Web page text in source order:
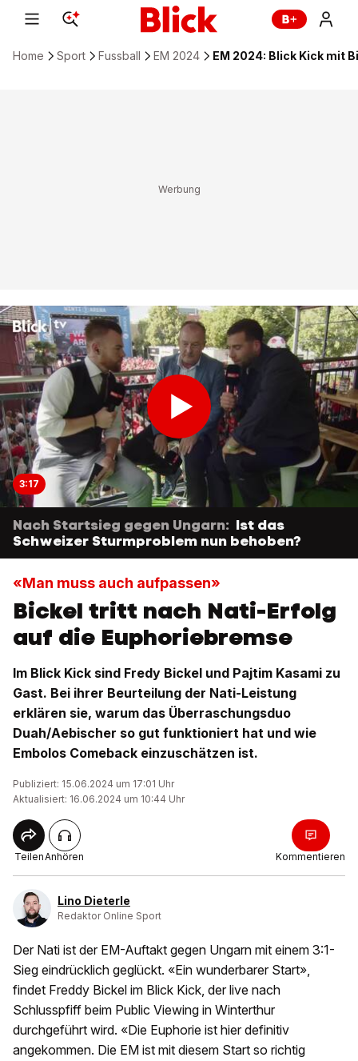
Home Sport Fussball EM 2024 EM 2024: Blick Kick mit
3:17
Nach Startsieg gegen Ungarn: Ist das
Schweizer Sturmproblem nun behoben?
«Man muss auch aufpassen»
Bickel tritt nach Nati-Erfolg
auf die Euphoriebremse
Im Blick Kick sind Fredy Bickel und Pajtim Kasami zu
Gast. Bei ihrer Beurteilung der Nati-Leistung
erklären sie, warum das Überraschungsduo
Duah/Aebischer so gut funktioniert hat und wie
Embolos Comeback einzuschätzen ist.
Publiziert: 15.06.2024 um 17:01 Uhr
Aktualisiert: 16.06.2024 um 10:44 Uhr
TeilenAnhören Kommentieren
Lino Dieterle
Redaktor Online Sport
Der Nati ist der EM-Auftakt gegen Ungarn mit einem 3:1-
Sieg eindrücklich geglückt. «Ein wunderbarer Start»,
findet Freddy Bickel im Blick Kick, der live nach
Schlusspfiff beim Public Viewing in Winterthur
durchgeführt wird. «Die Euphorie ist hier definitiv
angekommen. Die EM ist mit diesem Start so richtig